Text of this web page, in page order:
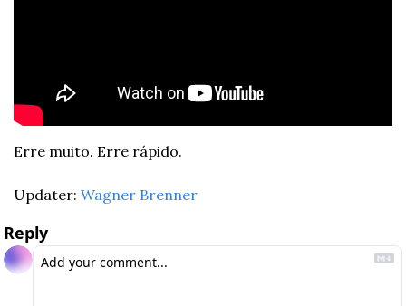
Erre muito. Erre rápido.
Updater: Wagner Brenner
Reply